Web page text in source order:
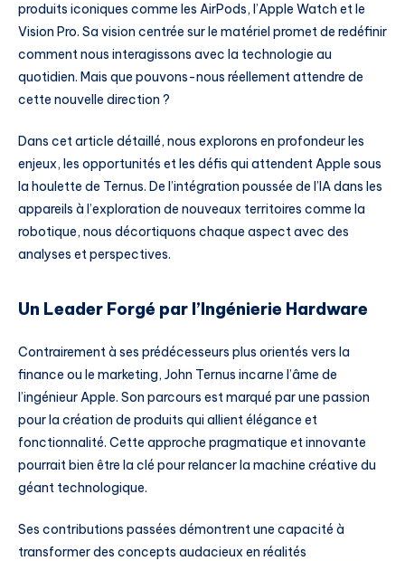
produits iconiques comme les AirPods, l’Apple Watch et le
Vision Pro. Sa vision centrée sur le matériel promet de redéfinir
comment nous interagissons avec la technologie au
quotidien. Mais que pouvons-nous réellement attendre de
cette nouvelle direction ?
Dans cet article détaillé, nous explorons en profondeur les
enjeux, les opportunités et les défis qui attendent Apple sous
la houlette de Ternus. De l’intégration poussée de l’IA dans les
appareils à l’exploration de nouveaux territoires comme la
robotique, nous décortiquons chaque aspect avec des
analyses et perspectives.
Un Leader Forgé par l’Ingénierie Hardware
Contrairement à ses prédécesseurs plus orientés vers la
finance ou le marketing, John Ternus incarne l’âme de
l’ingénieur Apple. Son parcours est marqué par une passion
pour la création de produits qui allient élégance et
fonctionnalité. Cette approche pragmatique et innovante
pourrait bien être la clé pour relancer la machine créative du
géant technologique.
Ses contributions passées démontrent une capacité à
transformer des concepts audacieux en réalités